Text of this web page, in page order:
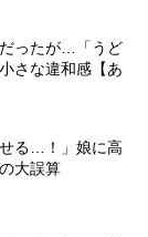
ったが…「うど
さな違和感【あ
せる…！」娘に高
大誤算